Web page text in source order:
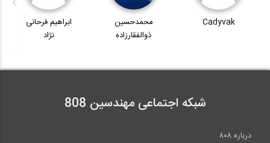
Cadyvak
محمدحسین
ذوالفقارزاده
ابراهیم فرحانی
نژاد
شبکه اجتماعی مهندسین 808
درباره ۸۰۸